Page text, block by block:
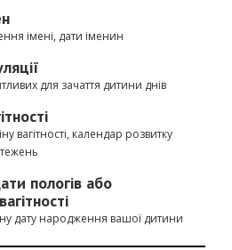
імені, дати іменин
для зачаття дитини днів
вагітності, календар розвитку
пологів або
дату народження вашої дитини